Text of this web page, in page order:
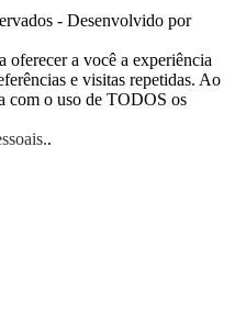
- Desenvolvido por
oferecer a você a experiência
e visitas repetidas. Ao
com o uso de TODOS os
.